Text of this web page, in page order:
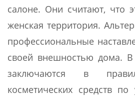
салоне. Они считают, что
женская территория.
профессиональные
своей внешностью дома.
заключаются в
косметических средств